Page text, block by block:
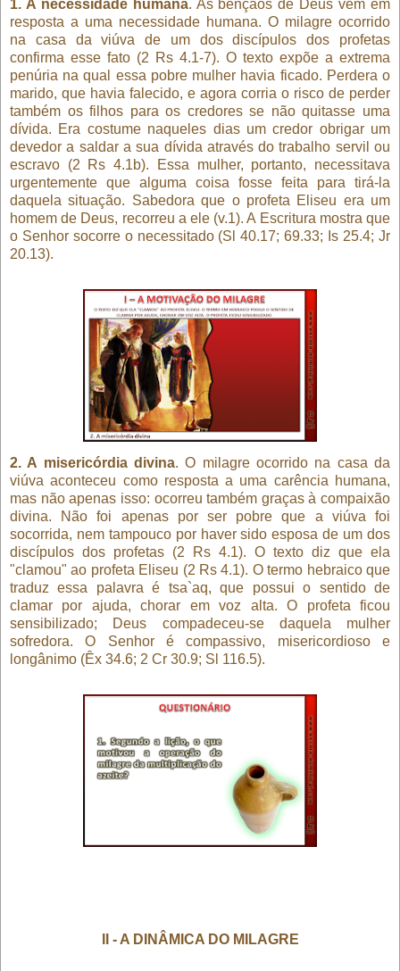
1. A necessidade humana. As bênçãos de Deus vêm em
resposta a uma necessidade humana. O milagre ocorrido
na casa da viúva de um dos discípulos dos profetas
confirma esse fato (2 Rs 4.1-7). O texto expõe a extrema
penúria na qual essa pobre mulher havia ficado. Perdera o
marido, que havia falecido, e agora corria o risco de perder
também os filhos para os credores se não quitasse uma
dívida. Era costume naqueles dias um credor obrigar um
devedor a saldar a sua dívida através do trabalho servil ou
escravo (2 Rs 4.1b). Essa mulher, portanto, necessitava
urgentemente que alguma coisa fosse feita para tirá-la
daquela situação. Sabedora que o profeta Eliseu era um
homem de Deus, recorreu a ele (v.1). A Escritura mostra que
o Senhor socorre o necessitado (Sl 40.17; 69.33; Is 25.4; Jr
20.13).
2. A misericórdia divina. O milagre ocorrido na casa da
viúva aconteceu como resposta a uma carência humana,
mas não apenas isso: ocorreu também graças à compaixão
divina. Não foi apenas por ser pobre que a viúva foi
socorrida, nem tampouco por haver sido esposa de um dos
discípulos dos profetas (2 Rs 4.1). O texto diz que ela
"clamou" ao profeta Eliseu (2 Rs 4.1). O termo hebraico que
traduz essa palavra é tsa`aq, que possui o sentido de
clamar por ajuda, chorar em voz alta. O profeta ficou
sensibilizado; Deus compadeceu-se daquela mulher
sofredora. O Senhor é compassivo, misericordioso e
longânimo (Êx 34.6; 2 Cr 30.9; Sl 116.5).
II - A DINÂMICA DO MILAGRE